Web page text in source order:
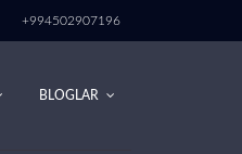
+994502907196
BLOGLAR